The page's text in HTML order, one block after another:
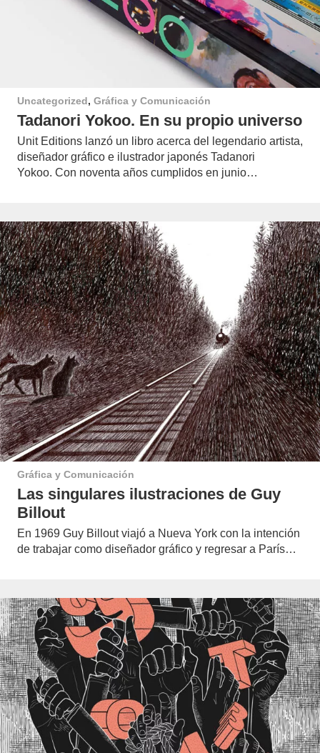
Uncategorized, Gráfica y Comunicación
Tadanori Yokoo. En su propio universo
Unit Editions lanzó un libro acerca del legendario artista,
diseñador gráfico e ilustrador japonés Tadanori
Yokoo. Con noventa años cumplidos en junio…
Gráfica y Comunicación
Las singulares ilustraciones de Guy
Billout
En 1969 Guy Billout viajó a Nueva York con la intención
de trabajar como diseñador gráfico y regresar a París…